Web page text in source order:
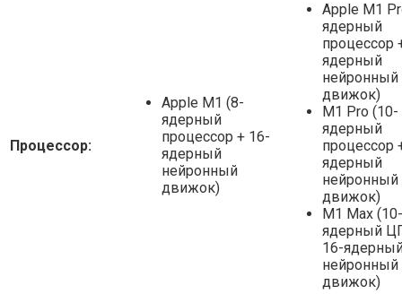
Процессор:
Apple M1 (8-
ядерный
процессор + 16-
ядерный
нейронный
движок)
Apple M1
ядерный
процессор
ядерный
нейронный
движок)
M1 Pro (10-
ядерный
процессор
ядерный
нейронный
движок)
M1 Max (10-
ядерный
16-
нейронный
движок)